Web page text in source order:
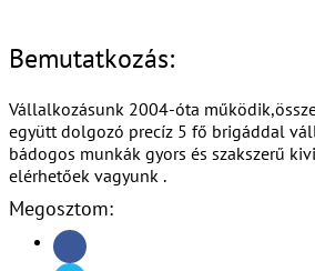
Bemutatkozás:
Vállalkozásunk 2004-óta
együtt dolgozó precíz 5 fő brigáddal
bádogos munkák gyors és szakszerű
elérhetőek vagyunk .
Megosztom: